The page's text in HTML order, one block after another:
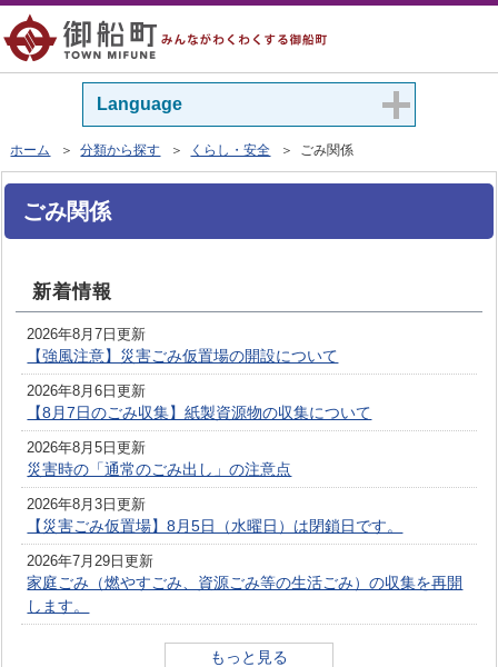
Language
ホーム ＞分類から探す ＞ くらし・安全 ＞ ごみ関係
ごみ関係
新着情報
2026年8月7日更新
【強風注意】災害ごみ仮置場の開設について
2026年8月6日更新
【8月7日のごみ収集】紙製資源物の収集について
2026年8月5日更新
災害時の「通常のごみ出し」の注意点
2026年8月3日更新
【災害ごみ仮置場】8月5日（水曜日）は閉鎖日です。
2026年7月29日更新
家庭ごみ（燃やすごみ、資源ごみ等の生活ごみ）の収集を再開
します。
もっと見る